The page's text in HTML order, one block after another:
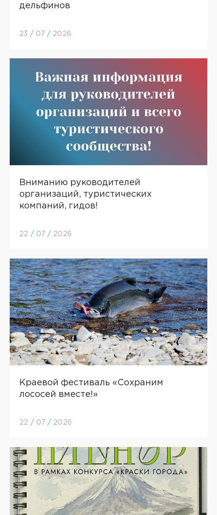
дельфинов
23 / 07 / 2026
Вниманию руководителей
организаций, туристических
компаний, гидов!
22 / 07 / 2026
Краевой фестиваль «Сохраним
лососей вместе!»
22 / 07 / 2026